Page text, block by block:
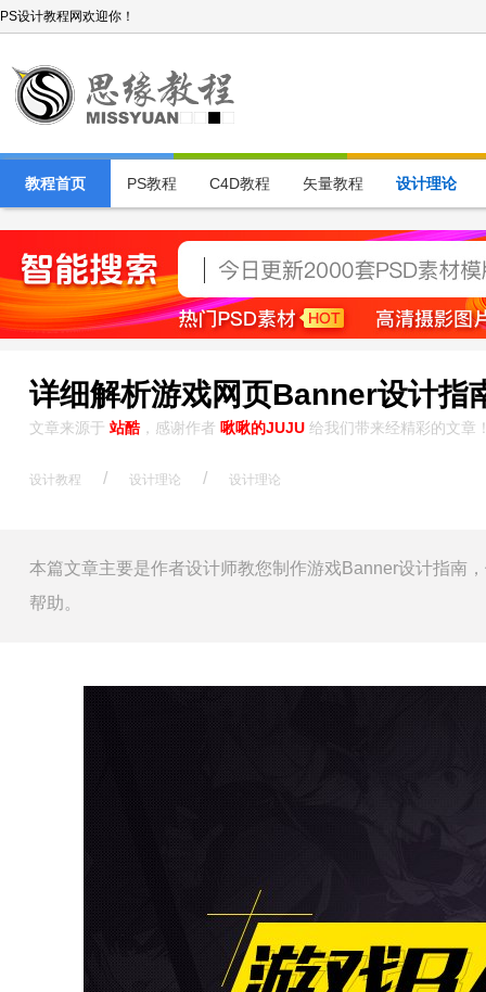
PS设计教程网欢迎你！
教程首页 PS教程 C4D教程 矢量教程 设计理论
详细解析游戏网页Banner设计指
文章来源于 站酷，感谢作者 啾啾的JUJU 给我们带来经精彩的文章
设计教程 / 设计理论 / 设计理论
本篇文章主要是作者设计师教您制作游戏Banner设计指南
帮助。